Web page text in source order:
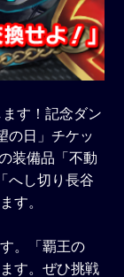
す！記念ダン
の日」チケッ
装備品「不動
へし切り長谷
す。
。「覇王の
す。ぜひ挑戦